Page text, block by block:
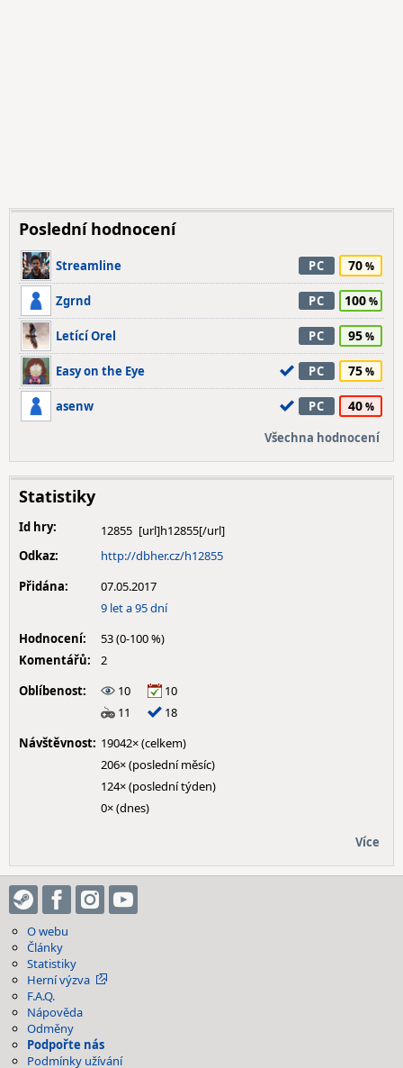
Poslední hodnocení
Streamline PC 70
Zgrnd PC 100
Letící Orel PC 95
Easy on the Eye PC 75
asenw PC 40
Všechna hodnocení
Statistiky
Id hry:
12855
Odkaz:
http://dbher.cz/h12855
Přidána:
07.05.2017
9 let a 95 dní
Hodnocení:
53 (0-100 %)
Komentářů:
2
Oblíbenost:
10
10
11
18
Návštěvnost: 19042× (celkem)
206× (poslední měsíc)
124× (poslední týden)
0× (dnes)
Více
O webu
Články
Statistiky
Herní výzva
F.A.Q.
Nápověda
Odměny
Podpořte nás
Podmínky užívání